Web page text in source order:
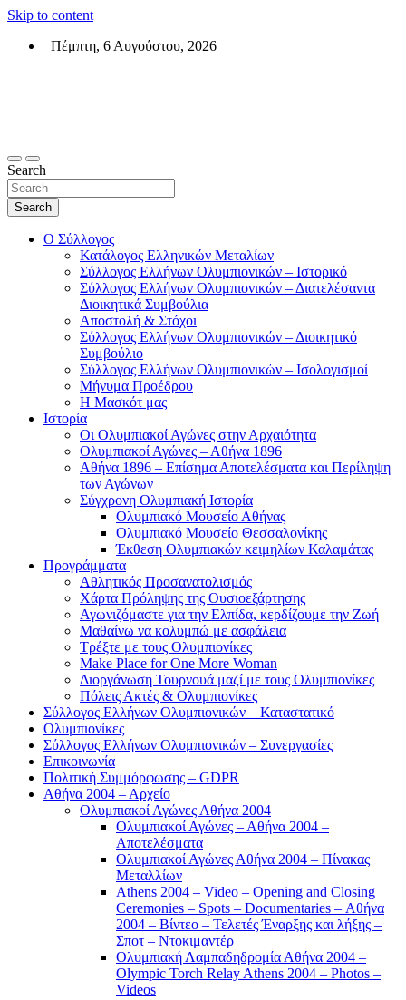
Skip to content
Πέμπτη, 6 Αυγούστου, 2026
Search
Search
Ο Σύλλογος
Κατάλογος Ελληνικών Μεταλίων
Σύλλογος Ελλήνων Ολυμπιονικών – Ιστορικό
Σύλλογος Ελλήνων Ολυμπιονικών – Διατελέσαντα
Διοικητικά Συμβούλια
Αποστολή & Στόχοι
Σύλλογος Ελλήνων Ολυμπιονικών – Διοικητικό
Συμβούλιο
Σύλλογος Ελλήνων Ολυμπιονικών – Ισολογισμοί
Μήνυμα Προέδρου
Η Μασκότ μας
Ιστορία
Οι Ολυμπιακοί Αγώνες στην Αρχαιότητα
Ολυμπιακοί Αγώνες – Αθήνα 1896
Αθήνα 1896 – Επίσημα Αποτελέσματα και Περίληψη
των Αγώνων
Σύγχρονη Ολυμπιακή Ιστορία
Ολυμπιακό Μουσείο Αθήνας
Ολυμπιακό Μουσείο Θεσσαλονίκης
Έκθεση Ολυμπιακών κειμηλίων Καλαμάτας
Προγράμματα
Αθλητικός Προσανατολισμός
Χάρτα Πρόληψης της Ουσιοεξάρτησης
Αγωνιζόμαστε για την Ελπίδα, κερδίζουμε την Ζωή
Μαθαίνω να κολυμπώ με ασφάλεια
Τρέξτε με τους Ολυμπιονίκες
Make Place for One More Woman
Διοργάνωση Τουρνουά μαζί με τους Ολυμπιονίκες
Πόλεις Ακτές & Ολυμπιονίκες
Σύλλογος Ελλήνων Ολυμπιονικών – Καταστατικό
Ολυμπιονίκες
Σύλλογος Ελλήνων Ολυμπιονικών – Συνεργασίες
Επικοινωνία
Πολιτική Συμμόρφωσης – GDPR
Αθήνα 2004 – Αρχείο
Ολυμπιακοί Αγώνες Αθήνα 2004
Ολυμπιακοί Αγώνες – Αθήνα 2004 –
Αποτελέσματα
Ολυμπιακοί Αγώνες Αθήνα 2004 – Πίνακας
Μεταλλίων
Athens 2004 – Video – Opening and Closing
Ceremonies – Spots – Documentaries – Αθήνα
2004 – Βίντεο – Τελετές Έναρξης και λήξης –
Σποτ – Ντοκιμαντέρ
Ολυμπιακή Λαμπαδηδρομία Αθήνα 2004 –
Olympic Torch Relay Athens 2004 – Photos –
Videos